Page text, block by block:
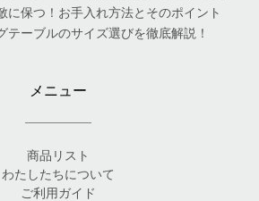
に保つ！お手入れ方法とそのポイント
テーブルのサイズ選びを徹底解説！
メニュー
商品リスト
わたしたちについて
ご利用ガイド